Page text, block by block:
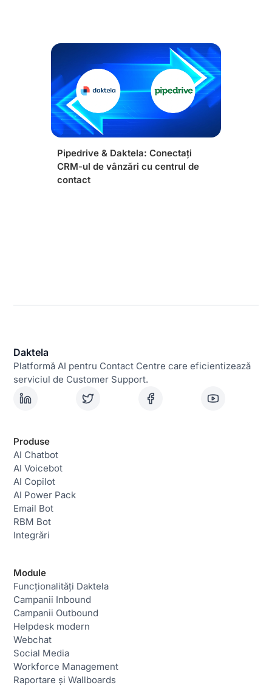
Pipedrive & Daktela: Conectați
CRM-ul de vânzări cu centrul de
contact
Daktela
Platformă AI pentru Contact Centre care eficientizează
serviciul de Customer Support.
Produse
AI Chatbot
AI Voicebot
AI Copilot
AI Power Pack
Email Bot
RBM Bot
Integrări
Module
Funcționalități Daktela
Campanii Inbound
Campanii Outbound
Helpdesk modern
Webchat
Social Media
Workforce Management
Raportare și Wallboards